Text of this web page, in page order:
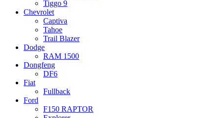
Tiggo 9
Chevrolet
Captiva
Tahoe
Trail Blazer
Dodge
RAM 1500
Dongfeng
DF6
Fiat
Fullback
Ford
F150 RAPTOR